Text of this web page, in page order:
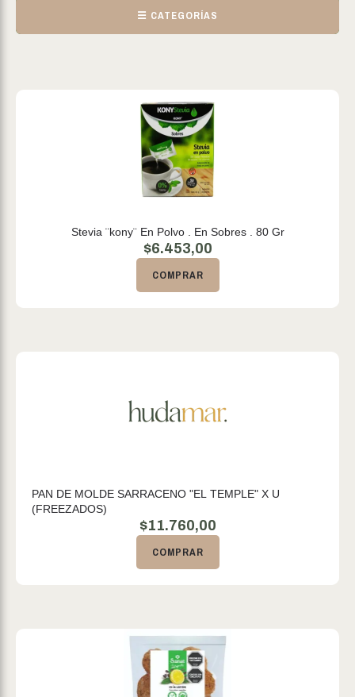
☰ CATEGORÍAS
Stevia ¨kony¨ En Polvo . En Sobres . 80 Gr
$6.453,00
COMPRAR
PAN DE MOLDE SARRACENO "EL TEMPLE" X U
(FREEZADOS)
$11.760,00
COMPRAR